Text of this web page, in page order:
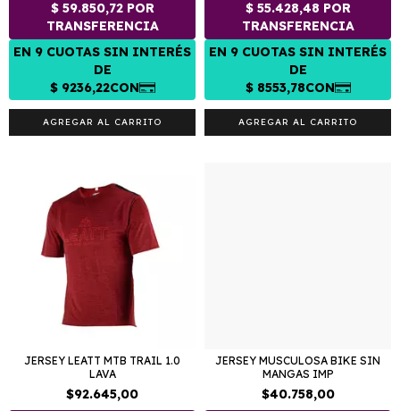
AGREGAR AL CARRITO AGREGAR AL CARRITO
JERSEY LEATT MTB TRAIL 1.0
LAVA
$92.645,00
JERSEY MUSCULOSA BIKE SIN
MANGAS IMP
$40.758,00